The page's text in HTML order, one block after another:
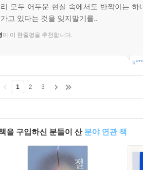
모두 어두운 현실 속에서도 반짝이는 하
고 있다는 것을 잊지말기를..
이 이 한줄평을 추천합니다.
1 2 3
을 구입하신 분들이 산 분야 연관 책